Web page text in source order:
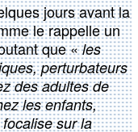
jours avant la
le rappelle un
que «les
perturbateurs
des adultes de
les enfants,
sur la